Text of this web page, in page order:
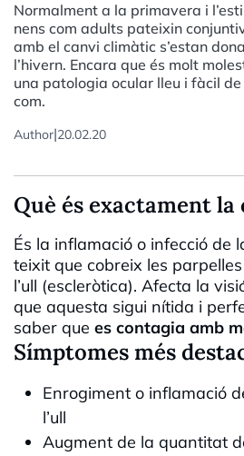
Normalment a la primavera i
nens com adults pateixin
amb el canvi climàtic s’estan
l’hivern. Encara que és molt
una patologia ocular lleu i fàcil
com.
Author|20.02.20
Què és exactament
És la inflamació o infecció de
teixit que cobreix les
l’ull (escleròtica). Afecta la
que aquesta sigui nítida i
saber que es contagia amb
Símptomes més
Enrogiment o inflamació
l’ull
Augment de la quantitat